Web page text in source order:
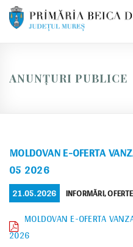
Skip
ANUNȚURI PUBLICE
MOLDOVAN E-OFERTA
05 2026
POSTED
ON
21.05.2026 CATEGORIES
INFORMĂRI,
MOLDOVAN E-OFERTA
2026